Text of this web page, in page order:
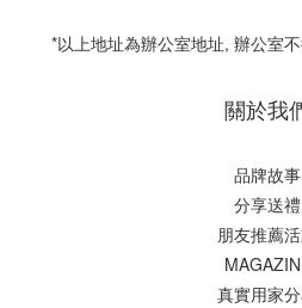
*以上地址為辦公室地址, 辦公室
關於我
品牌故事
分享送禮
朋友推薦
真實用家